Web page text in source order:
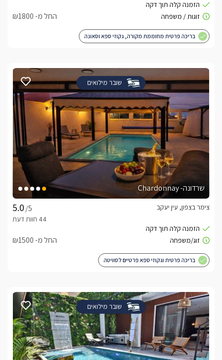
החל מ- ₪1800
בריכה פרטית מחוממת מקורה, גקוזי ספא וסאונה
שובר מילואים
שרדונה- Chardonnay
/5
צימר בצפון, עין יעקב
החל מ- ₪1500
בריכה פרטית וגקוזי ספא פרטיים לסוויטה
שובר מילואים